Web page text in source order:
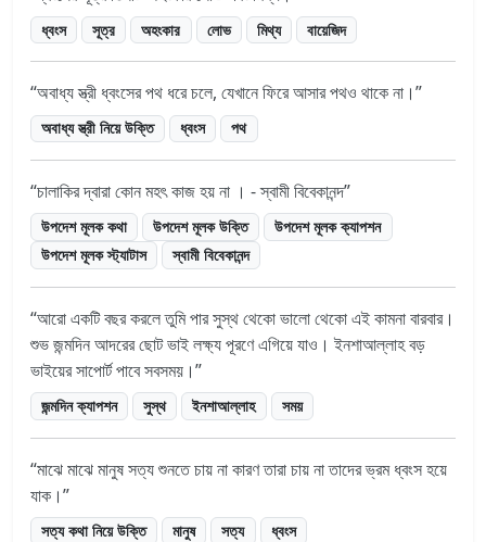
ধ্বংস সূত্র অহংকার লোভ মিথ্য বায়েজিদ
অবাধ্য স্ত্রী ধ্বংসের পথ ধরে চলে, যেখানে ফিরে আসার পথও থাকে না।
অবাধ্য স্ত্রী নিয়ে উক্তি ধ্বংস পথ
চালাকির দ্বারা কোন মহৎ কাজ হয় না । - স্বামী বিবেকানন্দ
উপদেশ মূলক কথা উপদেশ মূলক উক্তি
উপদেশ মূলক ক্যাপশন
উপদেশ মূলক স্ট্যাটাস
স্বামী বিবেকানন্দ
আরো একটি বছর করলে তুমি পার সুস্থ থেকো ভালো থেকো এই কামনা বারবার।
শুভ জন্মদিন আদরের ছোট ভাই লক্ষ্য পূরণে এগিয়ে যাও। ইনশাআল্লাহ বড়
ভাইয়ের সাপোর্ট পাবে সবসময়।
জন্মদিন ক্যাপশন সুস্থ ইনশাআল্লাহ সময়
মাঝে মাঝে মানুষ সত্য শুনতে চায় না কারণ তারা চায় না তাদের ভ্রম ধ্বংস হয়ে
যাক।
সত্য কথা নিয়ে উক্তি মানুষ সত্য ধ্বংস